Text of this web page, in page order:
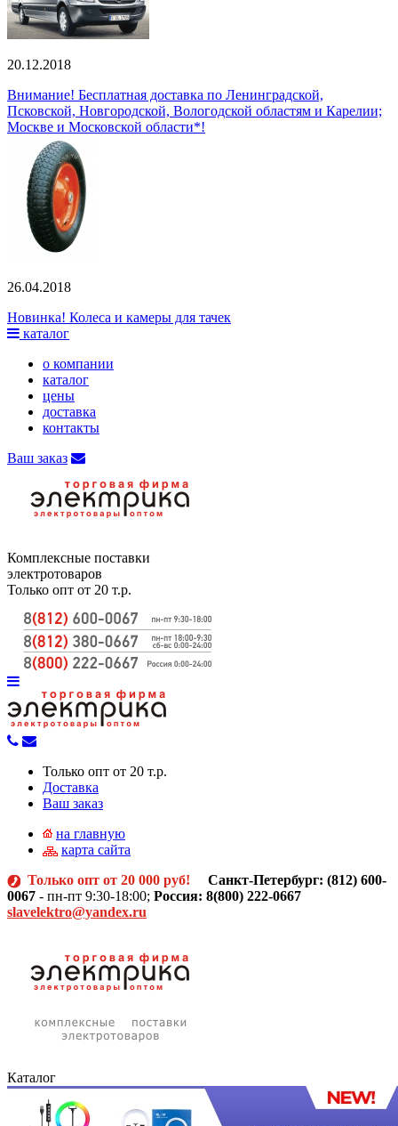
20.12.2018
Внимание! Бесплатная доставка по Ленинградской,
Псковской, Новгородской, Вологодской областям и Карелии;
Москве и Московской области*!
26.04.2018
Новинка! Колеса и камеры для тачек
каталог
о компании
каталог
цены
доставка
контакты
Ваш заказ
Комплексные поставки
электротоваров
Только опт от 20 т.р.
Только опт от 20 т.р.
Доставка
Ваш заказ
на главную
карта сайта
Только опт от 20 000 руб! Санкт-Петербург: (812) 600-
0067 - пн-пт 9:30-18:00; Россия: 8(800) 222-0667
slavelektro@yandex.ru
Каталог